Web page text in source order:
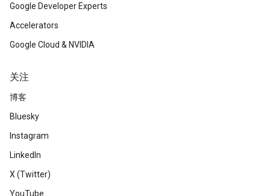
Google Developer Experts
Accelerators
Google Cloud & NVIDIA
关注
博客
Bluesky
Instagram
LinkedIn
X (Twitter)
YouTube